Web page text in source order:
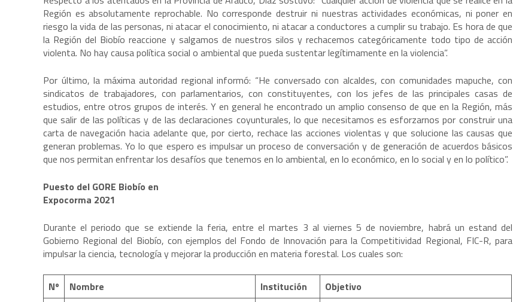
Región es absolutamente reprochable. No corresponde destruir ni nuestras actividades económicas, ni poner en
riesgo la vida de las personas, ni atacar el conocimiento, ni atacar a conductores a cumplir su trabajo. Es hora de que
la Región del Biobío reaccione y salgamos de nuestros silos y rechacemos categóricamente todo tipo de acción
violenta. No hay causa política social o ambiental que pueda sustentar legítimamente en la violencia”.
Por último, la máxima autoridad regional informó: “He conversado con alcaldes, con comunidades mapuche, con
sindicatos de trabajadores, con parlamentarios, con constituyentes, con los jefes de las principales casas de
estudios, entre otros grupos de interés. Y en general he encontrado un amplio consenso de que en la Región, más
que salir de las políticas y de las declaraciones coyunturales, lo que necesitamos es esforzarnos por construir una
carta de navegación hacia adelante que, por cierto, rechace las acciones violentas y que solucione las causas que
generan problemas. Yo lo que espero es impulsar un proceso de conversación y de generación de acuerdos básicos
que nos permitan enfrentar los desafíos que tenemos en lo ambiental, en lo económico, en lo social y en lo político”.
Puesto del GORE Biobío en
Expocorma 2021
Durante el periodo que se extiende la feria, entre el martes 3 al viernes 5 de noviembre, habrá un estand del
Gobierno Regional del Biobío, con ejemplos del Fondo de Innovación para la Competitividad Regional, FIC-R, para
impulsar la ciencia, tecnología y mejorar la producción en materia forestal. Los cuales son:
Nº Nombre Institución
Objetivo